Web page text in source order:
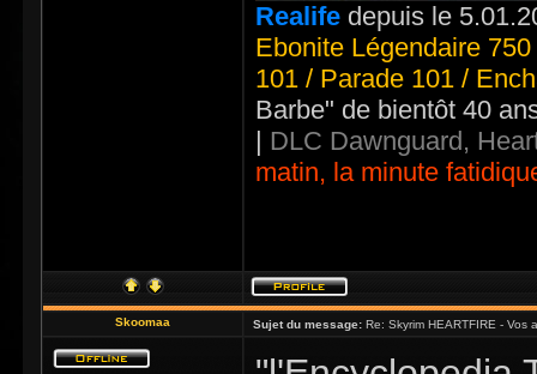
Realife depuis le
Ebonite Légendaire
101 / Parade 101 /
Barbe" de bientôt 40
| DLC Dawnguard,
matin, la minute
Skoomaa Sujet du message: Re: Skyrim HEARTFIRE - Vos